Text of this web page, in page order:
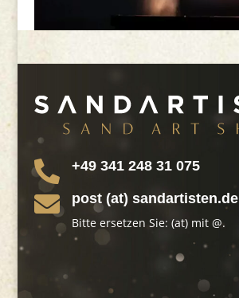
 +49 341 248 31 075
 post (at) sandartisten.de
Bitte ersetzen Sie: (at) mit @.